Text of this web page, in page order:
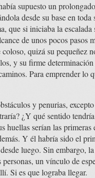
supuesto un
desde su base en
que si iniciaba la escalada
de unos pocos pasos
quizá su pequeñez
y su firme
Para emprender lo
y penurias,
¿Y qué sentido
serían las primeras
Y él habría sido el
luego. Sin embargo,
un vínculo de
Si es que lograba llegar.